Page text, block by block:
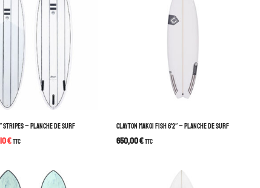
STRIPES – PLANCHE DE SURF
€TTC
CLAYTON MAKOI FISH 6’2″ – PLANCHE DE SURF
650,00€TTC